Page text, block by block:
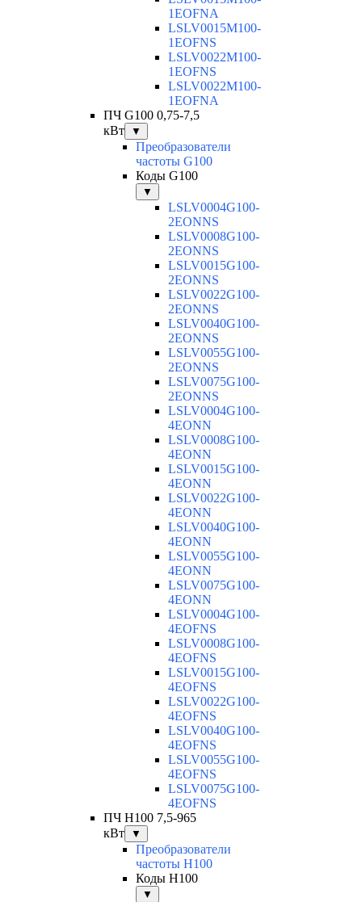
1EOFNA
LSLV0015M100-
1EOFNS
LSLV0022M100-
1EOFNS
LSLV0022M100-
1EOFNA
ПЧ G100 0,75-7,5
кВт
▼
Преобразователи
частоты G100
Коды G100
▼
LSLV0004G100-
2EONNS
LSLV0008G100-
2EONNS
LSLV0015G100-
2EONNS
LSLV0022G100-
2EONNS
LSLV0040G100-
2EONNS
LSLV0055G100-
2EONNS
LSLV0075G100-
2EONNS
LSLV0004G100-
4EONN
LSLV0008G100-
4EONN
LSLV0015G100-
4EONN
LSLV0022G100-
4EONN
LSLV0040G100-
4EONN
LSLV0055G100-
4EONN
LSLV0075G100-
4EONN
LSLV0004G100-
4EOFNS
LSLV0008G100-
4EOFNS
LSLV0015G100-
4EOFNS
LSLV0022G100-
4EOFNS
LSLV0040G100-
4EOFNS
LSLV0055G100-
4EOFNS
LSLV0075G100-
4EOFNS
ПЧ H100 7,5-965
кВт
▼
Преобразователи
частоты H100
Коды H100
▼